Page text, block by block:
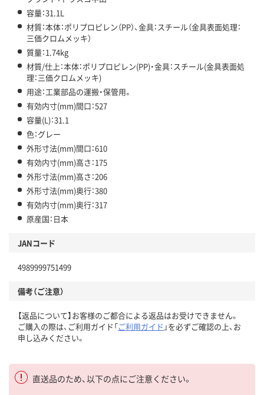
容量：31.1L
材質：本体：ポリプロピレン（PP）、金具：スチール（金具表面処理：
三価クロムメッキ）
質量：1.74kg
材質/仕上：本体：ポリプロピレン(PP)・金具：スチール(金具表面処
理：三価クロムメッキ)
用途：工業部品の運搬・保管用。
有効内寸(mm)間口：527
容量(L)：31.1
色：グレー
外形寸法(mm)間口：610
有効内寸(mm)高さ：175
外形寸法(mm)高さ：206
外形寸法(mm)奥行：380
有効内寸(mm)奥行：317
原産国：日本
JANコード
4989999751499
備考（ご注意）
【返品について】お客様のご都合による返品はお受けできません。
ご購入の際は、ご利用ガイド「ご利用ガイド 」を必ずご確認の上、お
申し込みください。
直送品のため、以下の点にご注意ください。